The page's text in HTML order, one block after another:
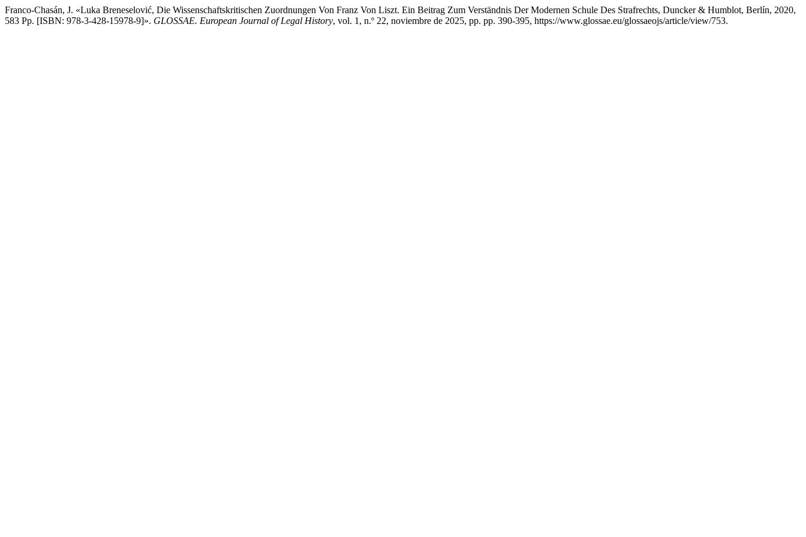
Franco-Chasán, J. «Luka Breneselović, Die Wissenschaftskritischen Zuordnungen Von Franz Von Liszt. Ein Beitrag Zum Verständnis Der Modernen Schule Des Strafrechts, Duncker & Humblot, Berlín, 2020,
583 Pp. [ISBN: 978-3-428-15978-9]». GLOSSAE. European Journal of Legal History, vol. 1, n.º 22, noviembre de 2025, pp. pp. 390-395, https://www.glossae.eu/glossaeojs/article/view/753.